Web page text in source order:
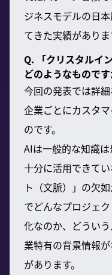
ジネスモデルの日
てきた実績がありま
Q. 「クリスタルイ
どのようなものです
今回の発表では詳細
企業ごとにカスタ
のです。
AIは一般的な知識
十分に活用できて
ト（文脈）」の欠
でどんなプロジェ
化なのか、どうい
業特有の背景情報
があります。